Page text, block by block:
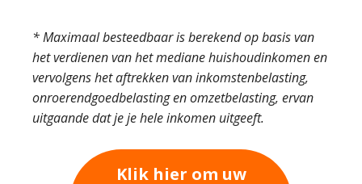
* Maximaal besteedbaar is berekend op basis van
het verdienen van het mediane huishoudinkomen en
vervolgens het aftrekken van inkomstenbelasting,
onroerendgoedbelasting en omzetbelasting, ervan
uitgaande dat je je hele inkomen uitgeeft.
Klik hier om uw